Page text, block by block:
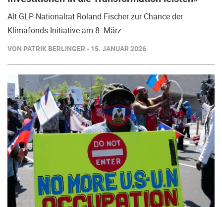
Alt GLP-Nationalrat Roland Fischer zur Chance der
Klimafonds-Initiative am 8. März
VON PATRIK BERLINGER - 15. JANUAR 2026